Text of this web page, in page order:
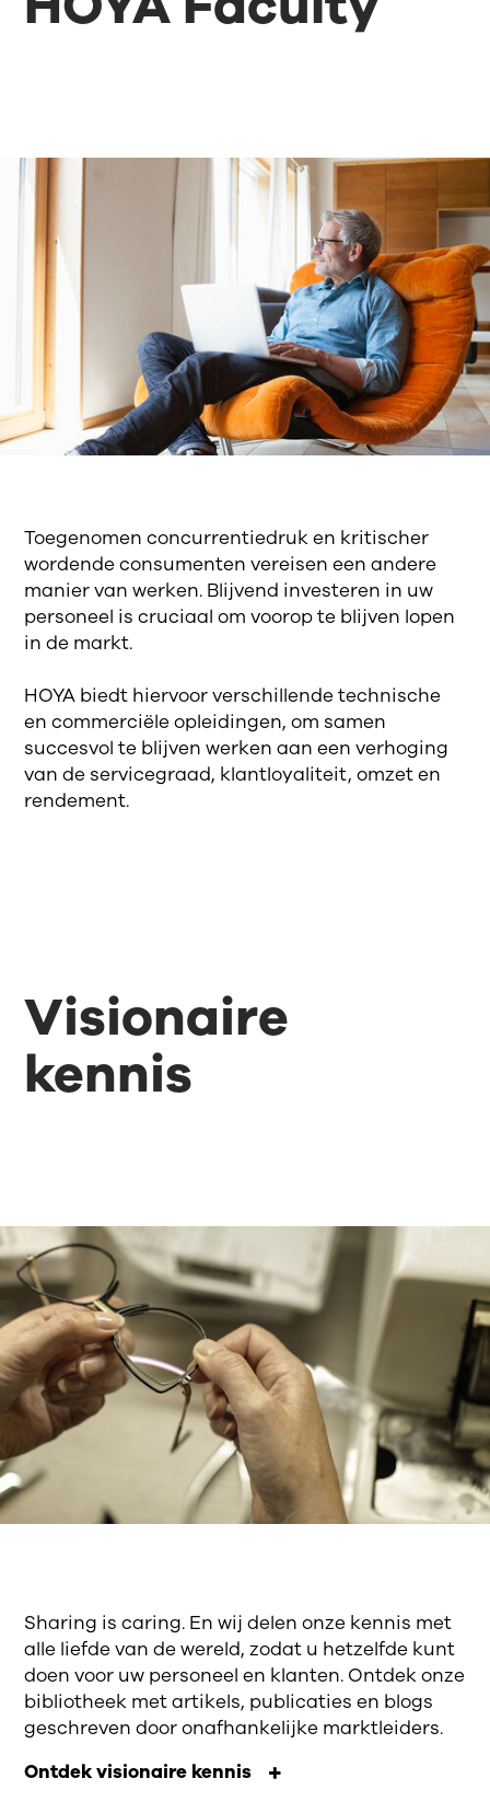
Toegenomen concurrentiedruk en kritischer
wordende consumenten vereisen een andere
manier van werken. Blijvend investeren in uw
personeel is cruciaal om voorop te blijven lopen
in de markt.
HOYA biedt hiervoor verschillende technische
en commerciële opleidingen, om samen
succesvol te blijven werken aan een verhoging
van de servicegraad, klantloyaliteit, omzet en
rendement.
Visionaire
kennis
Sharing is caring. En wij delen onze kennis met
alle liefde van de wereld, zodat u hetzelfde kunt
doen voor uw personeel en klanten. Ontdek onze
bibliotheek met artikels, publicaties en blogs
geschreven door onafhankelijke marktleiders.
Ontdek visionaire kennis